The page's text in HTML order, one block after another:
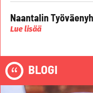
Naantalin
Lue lisää
BLOGI